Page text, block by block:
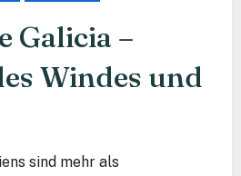
Galicia –
Windes und
sind mehr als